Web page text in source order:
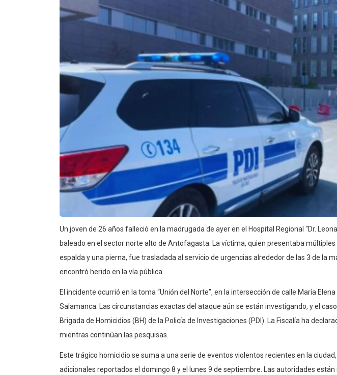
Un joven de 26 años falleció en la madrugada de ayer en el Hospital Regional “Dr.
baleado en el sector norte alto de Antofagasta. La víctima, quien presentaba
espalda y una pierna, fue trasladada al servicio de urgencias alrededor de las 3 de la
encontró herido en la vía pública.
El incidente ocurrió en la toma “Unión del Norte”, en la intersección de calle María
Salamanca. Las circunstancias exactas del ataque aún se están investigando, y el
Brigada de Homicidios (BH) de la Policía de Investigaciones (PDI). La Fiscalía ha
mientras continúan las pesquisas.
Este trágico homicidio se suma a una serie de eventos violentos recientes en la
adicionales reportados el domingo 8 y el lunes 9 de septiembre. Las autoridades